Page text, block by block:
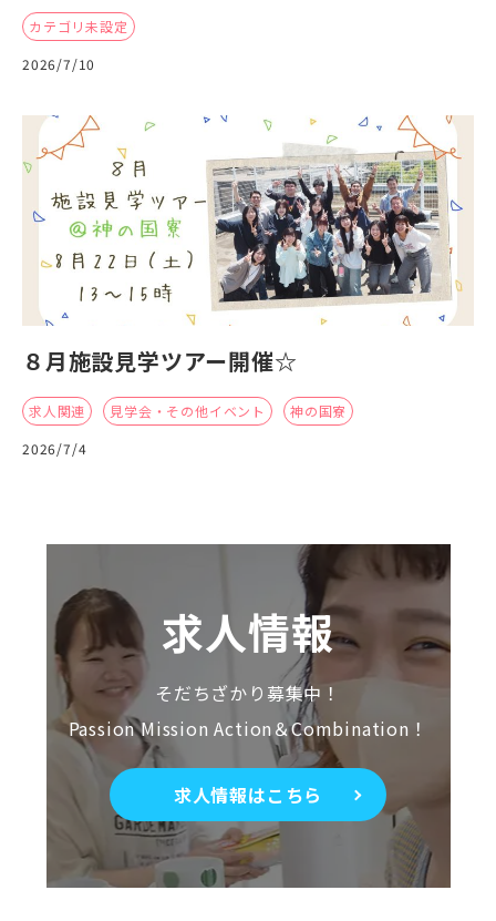
カテゴリ未設定
2026/7/10
８月施設見学ツアー開催☆
求人関連 見学会・その他イベント
神の国寮
2026/7/4
求人情報
そだちざかり募集中！
Passion Mission Action＆Combination！
求人情報はこちら